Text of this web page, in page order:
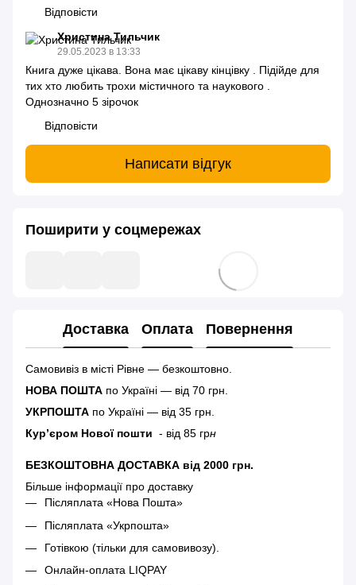
Відповісти
Христина Тильчик
29.05.2023 в 13:33
Книга дуже цікава. Вона має цікаву кінцівку . Підійде для
тих хто любить трохи містичного та наукового .
Однозначно 5 зірочок
Відповісти
Написати відгук
Поширити у соцмережах
Доставка Оплата Повернення
Самовивіз в місті Рівне — безкоштовно.
НОВА ПОШТА по Україні — від 70 грн.
УКРПОШТА по Україні — від 35 грн.
Кур’єром Нової пошти - від 85 грн
БЕЗКОШТОВНА ДОСТАВКА від 2000 грн.
Більше інформації про доставку
Післяплата «Нова Пошта»
Післяплата «Укрпошта»
Готівкою (тільки для самовивозу).
Онлайн-оплата LIQPAY